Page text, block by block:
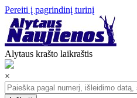
Pereiti į pagrindinį turinį
Alytaus krašto laikraštis
×